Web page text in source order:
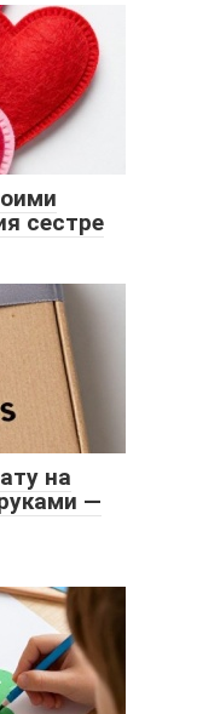
сестре
на
—